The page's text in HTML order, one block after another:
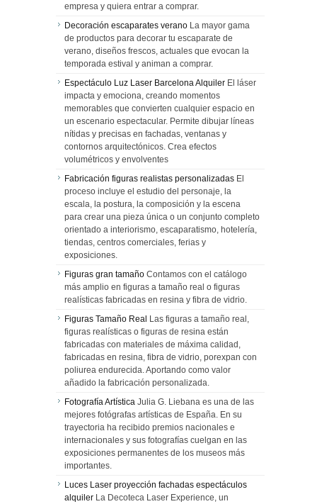
empresa y quiera entrar a comprar.
Decoración escaparates verano La mayor gama
de productos para decorar tu escaparate de
verano, diseños frescos, actuales que evocan la
temporada estival y animan a comprar.
Espectáculo Luz Laser Barcelona Alquiler El láser
impacta y emociona, creando momentos
memorables que convierten cualquier espacio en
un escenario espectacular. Permite dibujar líneas
nítidas y precisas en fachadas, ventanas y
contornos arquitectónicos. Crea efectos
volumétricos y envolventes
Fabricación figuras realistas personalizadas El
proceso incluye el estudio del personaje, la
escala, la postura, la composición y la escena
para crear una pieza única o un conjunto completo
orientado a interiorismo, escaparatismo, hotelería,
tiendas, centros comerciales, ferias y
exposiciones.
Figuras gran tamaño Contamos con el catálogo
más amplio en figuras a tamaño real o figuras
realísticas fabricadas en resina y fibra de vidrio.
Figuras Tamaño Real Las figuras a tamaño real,
figuras realísticas o figuras de resina están
fabricadas con materiales de máxima calidad,
fabricadas en resina, fibra de vidrio, porexpan con
poliurea endurecida. Aportando como valor
añadido la fabricación personalizada.
Fotografía Artística Julia G. Liebana es una de las
mejores fotógrafas artísticas de España. En su
trayectoria ha recibido premios nacionales e
internacionales y sus fotografías cuelgan en las
exposiciones permanentes de los museos más
importantes.
Luces Laser proyección fachadas espectáculos
alquiler La Decoteca Laser Experience, un